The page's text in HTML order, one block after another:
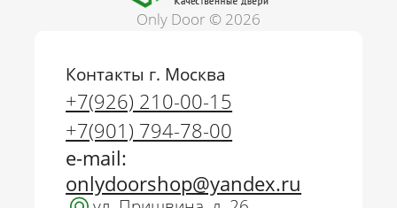
Only Door © 2026
Контакты г. Москва
+7(926) 210-00-15
+7(901) 794-78-00
e-mail:
onlydoorshop@yandex.ru